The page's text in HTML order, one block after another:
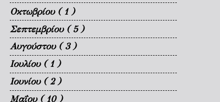
Οκτωβρίου ( 1 )
Σεπτεμβρίου ( 5 )
Αυγούστου ( 3 )
Ιουλίου ( 1 )
Ιουνίου ( 2 )
Μαΐου ( 10 )